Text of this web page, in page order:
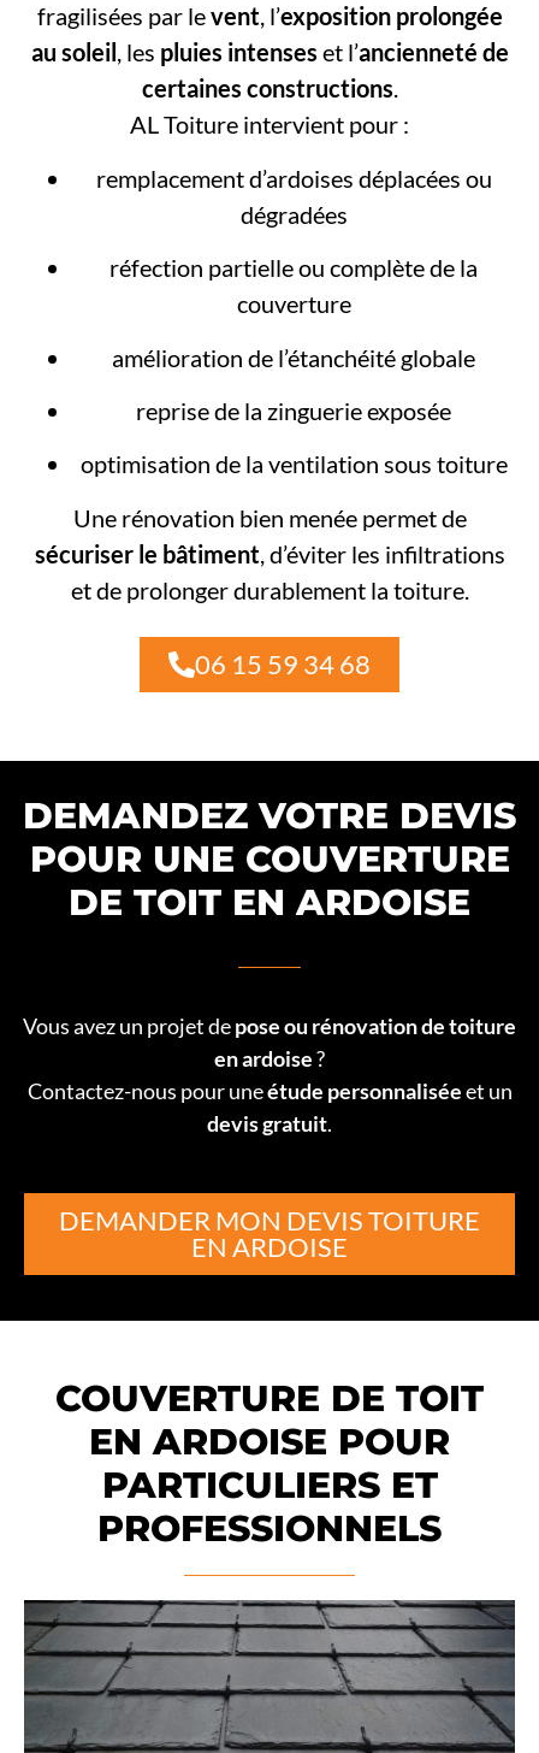
fragilisées par levent, l’exposition prolongée
au soleil , les pluies intenses et l’ancienneté de
certaines constructions.
AL Toiture intervient pour :
remplacement d’ardoises déplacées ou
dégradées
réfection partielle ou complète de la
couverture
amélioration de l’étanchéité globale
reprise de la zinguerie exposée
optimisation de la ventilation sous toiture
Une rénovation bien menée permet de
sécuriser le bâtiment, d’éviter les infiltrations
et de prolonger durablement la toiture.
06 15 59 34 68
DEMANDEZ VOTRE DEVIS
POUR UNE COUVERTURE
DE TOIT EN ARDOISE
Vous avez un projet depose ou rénovation de toiture
en ardoise?
Contactez-nous pour uneétude personnaliséeet un
devis gratuit.
DEMANDER MON DEVIS TOITURE
EN ARDOISE
COUVERTURE DE TOIT
EN ARDOISE POUR
PARTICULIERS ET
PROFESSIONNELS